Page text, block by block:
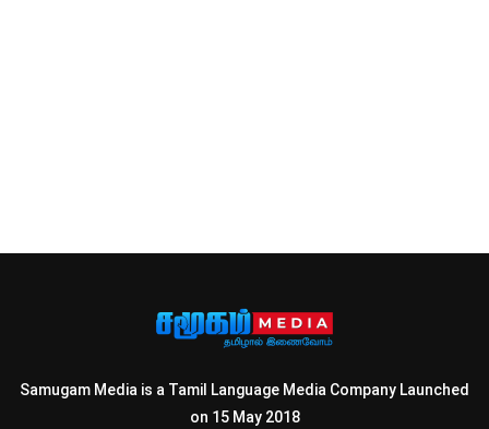
Samugam Media is a Tamil Language Media Company Launched
on 15 May 2018